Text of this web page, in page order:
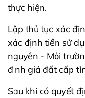
thực hiện.
Lập thủ tục xác
xác định tiền sử
nguyên - Môi
định giá đất cấp
Sau khi có quyết